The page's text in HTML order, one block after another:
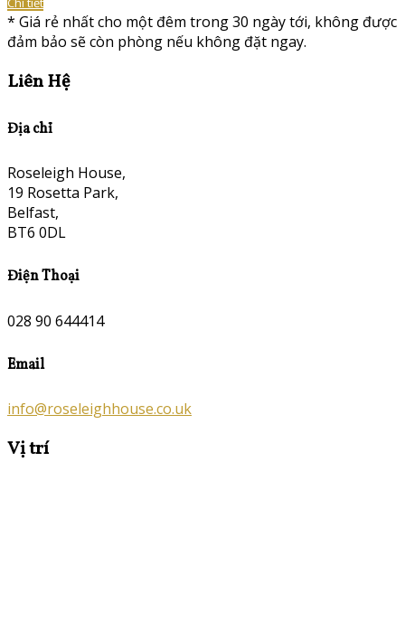
* Giá rẻ nhất cho một đêm trong 30 ngày tới, không được
đảm bảo sẽ còn phòng nếu không đặt ngay.
Liên Hệ
Địa chỉ
Roseleigh House,
19 Rosetta Park,
Belfast,
BT6 0DL
Điện Thoại
028 90 644414
Email
info@roseleighhouse.co.uk
Vị trí